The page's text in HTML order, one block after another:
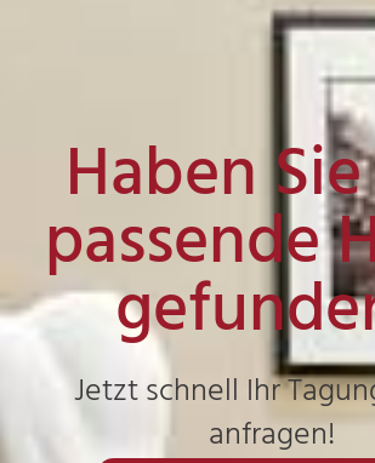
Haben
passende
Jetzt schnell Ihr
anfragen!